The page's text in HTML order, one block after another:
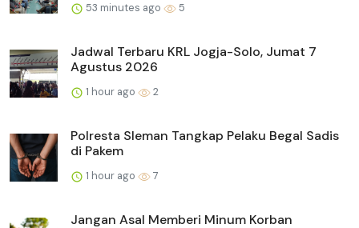
53 minutes ago 5
Jadwal Terbaru KRL Jogja-Solo, Jumat 7
Agustus 2026
1 hour ago 2
Polresta Sleman Tangkap Pelaku Begal Sadis
di Pakem
1 hour ago 7
Jangan Asal Memberi Minum Korban